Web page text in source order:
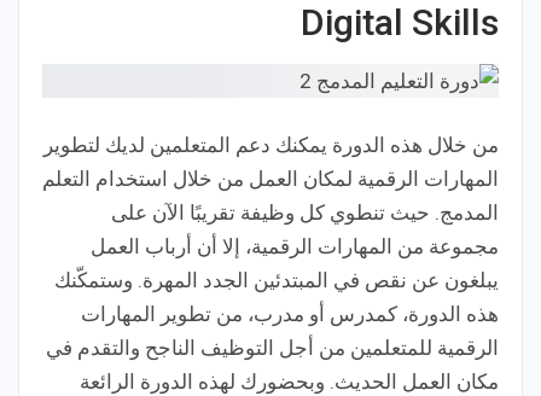
Digital Skills
من خلال هذه الدورة يمكنك دعم المتعلمين لديك لتطوير
المهارات الرقمية لمكان العمل من خلال استخدام التعلم
المدمج. حيث تنطوي كل وظيفة تقريبًا الآن على
مجموعة من المهارات الرقمية، إلا أن أرباب العمل
يبلغون عن نقص في المبتدئين الجدد المهرة. وستمكّنك
هذه الدورة، كمدرس أو مدرب، من تطوير المهارات
الرقمية للمتعلمين من أجل التوظيف الناجح والتقدم في
مكان العمل الحديث. وبحضورك لهذه الدورة الرائعة